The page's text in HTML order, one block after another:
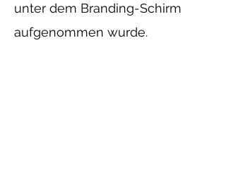
unter dem Branding-Schirm
aufgenommen wurde.